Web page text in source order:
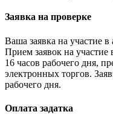
Заявка на проверке
Ваша заявка на участие
Прием заявок на участие
16 часов рабочего дня,
электронных торгов.
рабочего дня.
Оплата задатка